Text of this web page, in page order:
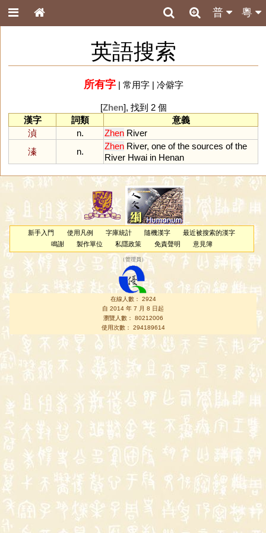
粵
普
英語搜索
所有字| 常用字| 冷僻字
[Zhen], 找到 2 個
漢字
詞類
意義
湞
n. Zhen River
溱
n.
Zhen River, one of the sources of the
River Hwai in Henan
新手入門 使用凡例 字庫統計 隨機漢字
最近被搜索的漢字
鳴謝
製作單位 私隱政策 免責聲明 意見簿
（管理員 ）
在線人數： 2924
自 2014 年 7 月 8 日起
瀏覽人數： 80212006
使用次數： 294189614